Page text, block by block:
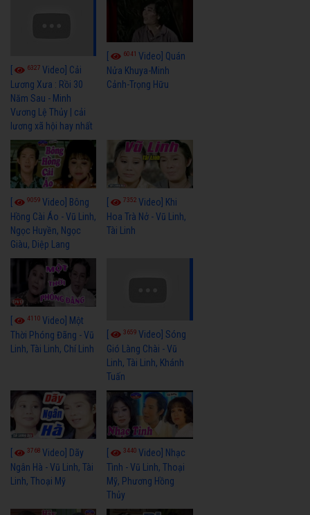
6327 Video] Cải
Lương Xưa : Rồi 30
Năm Sau - Minh
Vương Lệ Thủy | cải
lương xã hội hay nhất
6041Video] Quán
Nửa Khuya-Minh
Cảnh-Trọng Hữu
9059 Video] Bông
Hồng Cài Áo - Vũ Linh,
Ngọc Huyền, Ngọc
Giàu, Diệp Lang
7352Video] Khi
Hoa Trà Nở - Vũ Linh,
Tài Linh
4110 Video] Một
Thời Phóng Đãng - Vũ
Linh, Tài Linh, Chí Linh
3659Video] Sóng
Gió Làng Chài - Vũ
Linh, Tài Linh, Khánh
Tuấn
3768 Video] Dãy
Ngân Hà - Vũ Linh, Tài
Linh, Thoại Mỹ
3440Video] Nhạc
Tình - Vũ Linh, Thoại
Mỹ, Phương Hồng
Thủy